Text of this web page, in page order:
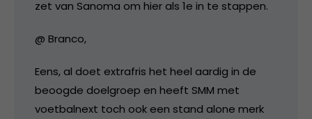
zet van Sanoma om hier als 1e in te stappen.
@ Branco,
Eens, al doet extrafris het heel aardig in de
beoogde doelgroep en heeft SMM met
voetbalnext toch ook een stand alone merk